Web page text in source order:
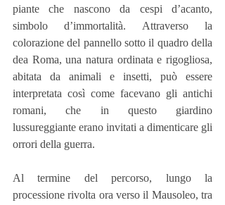
piante che nascono da cespi d’acanto,
simbolo d’immortalità. Attraverso la
colorazione del pannello sotto il quadro della
dea Roma, una natura ordinata e rigogliosa,
abitata da animali e insetti, può essere
interpretata così come facevano gli antichi
romani, che in questo giardino
lussureggiante erano invitati a dimenticare gli
orrori della guerra.
Al termine del percorso, lungo la
processione rivolta ora verso il Mausoleo, tra